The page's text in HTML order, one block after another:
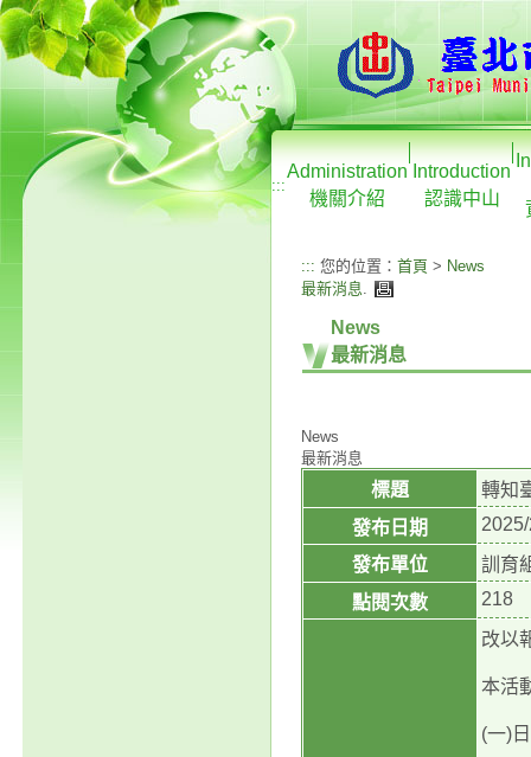
:::
Administration
機關介紹
Introduction
認識中山
::: 您的位置： 首頁 > News
最新消息.
News
最新消息
News
最新消息
標題
轉知
發布日期
發布單位
訓育
點閱次數
218
改以
本活
(一)